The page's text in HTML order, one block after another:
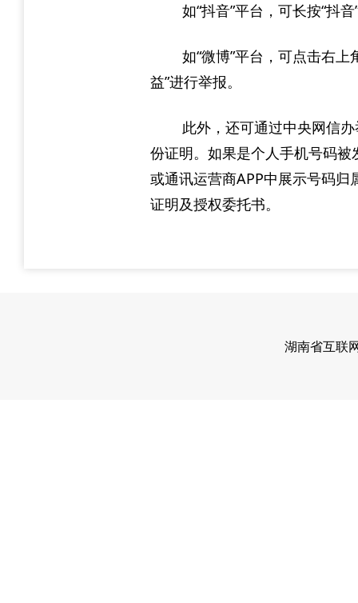
如“抖音”平台，可长按“抖
如“微博”平台，可点击右上
益”进行举报。
此外，还可通过中央网信
份证明。如果是个人手机号码
或通讯运营商APP中展示号码
证明及授权委托书。
湖南省互联